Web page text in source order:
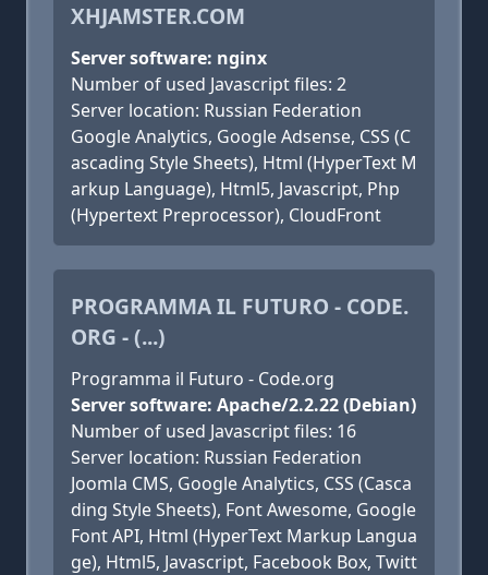
XHJAMSTER.COM
Server software: nginx
Number of used Javascript files: 2
Server location: Russian Federation
Google Analytics, Google Adsense, CSS (C
ascading Style Sheets), Html (HyperText M
arkup Language), Html5, Javascript, Php
(Hypertext Preprocessor), CloudFront
PROGRAMMA IL FUTURO - CODE.
ORG - (...)
Programma il Futuro - Code.org
Server software: Apache/2.2.22 (Debian)
Number of used Javascript files: 16
Server location: Russian Federation
Joomla CMS, Google Analytics, CSS (Casca
ding Style Sheets), Font Awesome, Google
Font API, Html (HyperText Markup Langua
ge), Html5, Javascript, Facebook Box, Twitt